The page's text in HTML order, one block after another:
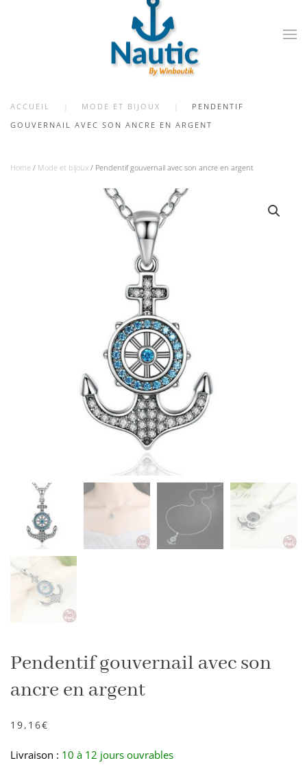
ACCUEIL MODE ET BIJOUX
PENDENTIF
GOUVERNAIL AVEC SON ANCRE EN ARGENT
Home / Mode et bijoux / Pendentif gouvernail avec son ancre en argent
Pendentif gouvernail avec son
ancre en argent
19,16€
Livraison : 10 à 12 jours ouvrables